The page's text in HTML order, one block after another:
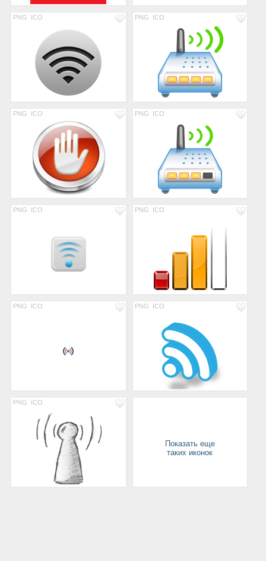
PNG ICO PNG ICO
PNG ICO PNG ICO
PNG ICO PNG ICO
PNG ICO PNG ICO
PNG ICO
Показать еще
таких иконок